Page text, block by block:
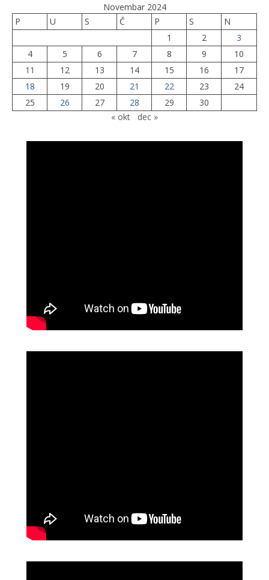
Novembar 2024
P
U S Č P S
N
1
2
3
4
5 6 7 8 9
10
11
12 13 14 15 16
17
18
19 20 21 22 23
24
25
26 27 28 29
30
« okt
dec »